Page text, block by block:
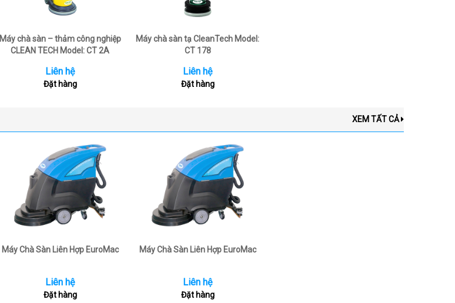
Máy chà sàn – thảm công nghiệp
CLEAN TECH Model: CT 2A
Liên hệ
Đặt hàng
Máy chà sàn tạ CleanTech Model:
CT 178
Liên hệ
Đặt hàng
XEM TẤT CẢ
Máy Chà Sàn Liên Hợp EuroMac
Liên hệ
Đặt hàng
Máy Chà Sàn Liên Hợp EuroMac
Liên hệ
Đặt hàng